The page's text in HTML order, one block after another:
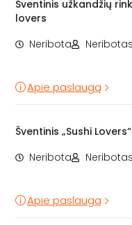
Šventinis užkandžių
lovers
Neribota
Apie paslaugą
Šventinis „Sushi
Neribota
Apie paslaugą